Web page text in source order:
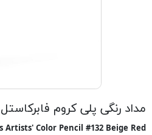
مداد رنگی پلی کروم فابرکاستل
Artists' Color Pencil #132 Beige Red